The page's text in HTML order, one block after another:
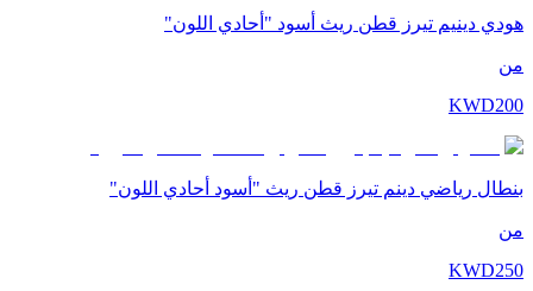
هودي دينيم تيرز قطن ريث أسود "أحادي اللون"
من
KWD200
بنطال رياضي دينم تيرز قطن ريث "أسود أحادي اللون"
من
KWD250